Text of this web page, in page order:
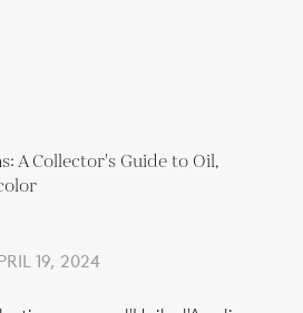
19, 2024